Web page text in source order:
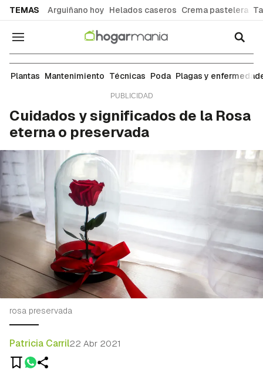
TEMAS Arguiñano hoy Helados caseros Crema pastelera
Navegación
Mantenimiento
Plantas Mantenimiento Técnicas Poda Plagas y
Cuidados y significados de la Rosa
eterna o preservada
rosa preservada
Patricia Carril22 Abr 2021